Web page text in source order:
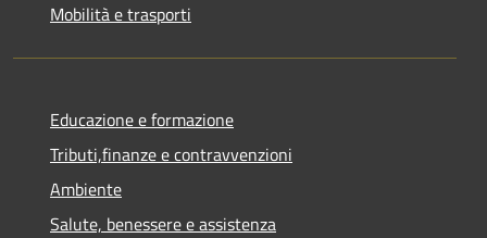
Mobilità e trasporti
Educazione e formazione
Tributi,finanze e contravvenzioni
Ambiente
Salute, benessere e assistenza